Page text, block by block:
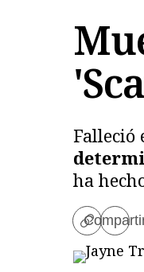
Falleció
ha
Copiar
enlace